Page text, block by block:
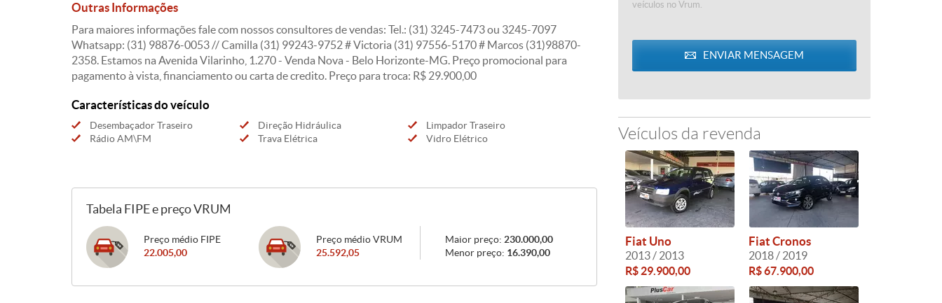
Outras Informações
Para maiores informações fale com nossos consultores de vendas: Tel.: (31) 3245-7473 ou 3245-7097
Whatsapp: (31) 98876-0053 // Camilla (31) 99243-9752 # Victoria (31) 97556-5170 # Marcos (31)98870-
2358. Estamos na Avenida Vilarinho, 1.270 - Venda Nova - Belo Horizonte-MG. Preço promocional para
pagamento à vista, financiamento ou carta de credito. Preço para troca: R$ 29.900,00
Características do veículo
Desembaçador Traseiro Direção Hidráulica
Limpador Traseiro
Rádio AM\FM
Trava Elétrica Vidro Elétrico
Tabela FIPE e preço VRUM
Preço médio FIPE
22.005,00
Preço médio VRUM
25.592,05
Maior preço: 230.000,00
Menor preço: 16.390,00
veículos no Vrum.
ENVIAR MENSAGEM
Veículos da revenda
Fiat Uno
2013 / 2013
R$ 29.900,00
Fiat Cronos
2018 / 2019
R$ 67.900,00